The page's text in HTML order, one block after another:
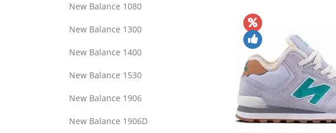
New Balance 1080
New Balance 1300
New Balance 1400
New Balance 1530
New Balance 1906
New Balance 1906D